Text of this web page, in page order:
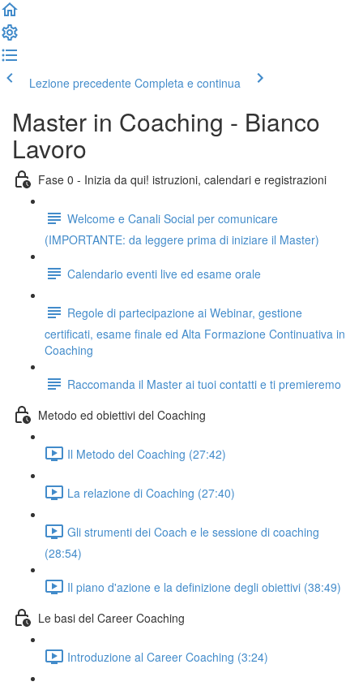
Lezione precedente Completa e continua
Master in Coaching - Bianco
Lavoro
Fase 0 - Inizia da qui! istruzioni, calendari e registrazioni
Welcome e Canali Social per comunicare
(IMPORTANTE: da leggere prima di iniziare il Master)
Calendario eventi live ed esame orale
Regole di partecipazione ai Webinar, gestione
certificati, esame finale ed Alta Formazione Continuativa in
Coaching
Raccomanda il Master ai tuoi contatti e ti premieremo
Metodo ed obiettivi del Coaching
Il Metodo del Coaching (27:42)
La relazione di Coaching (27:40)
Gli strumenti dei Coach e le sessione di coaching
(28:54)
Il piano d'azione e la definizione degli obiettivi (38:49)
Le basi del Career Coaching
Introduzione al Career Coaching (3:24)